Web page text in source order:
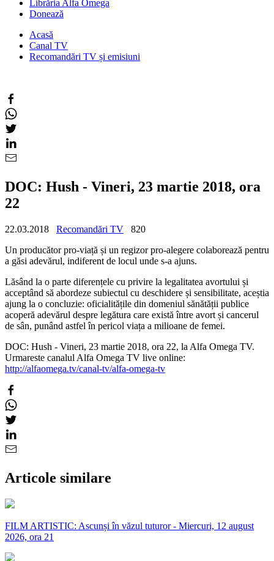
Librăria Alfa Omega
Donează
Acasă
Canal TV
Recomandări TV și emisiuni
DOC: Hush - Vineri, 23 martie 2018, ora
22
22.03.2018 Recomandări TV
820
Un producător pro-viață și un regizor pro-alegere colaborează pentru
a găsi adevărul, indiferent de locul unde s-a ajuns.
Lăsând la o parte diferențele cu privire la legalitatea avortului și
acceptând să abordeze subiectul cu deschidere și sensibilitate, aceștia
ajung la o concluzie: oficialitățile din domeniul sănătății publice
acoperă adevărul despre legătura care există între avort și cancerul
de sân, punând astfel în pericol viața a milioane de femei.
DOC: Hush - Vineri, 23 martie 2018, ora 22, la Alfa Omega TV.
Urmareste canalul Alfa Omega TV live online:
http://alfaomega.tv/canal-tv/alfa-omega-tv
Articole similare
FILM ARTISTIC: Ascunși în văzul tuturor - Miercuri, 12 august
2026, ora 21